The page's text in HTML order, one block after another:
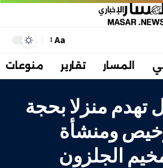
Aa
المسار تقارير منوعات
تهدم منزلا بحجة
ومنشأة
الجلزون